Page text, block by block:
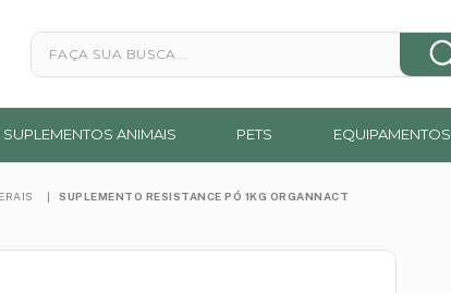
Faça sua busca...
SUPLEMENTOS ANIMAIS PETS EQUIPAMENTOS
SUPLEMENTO RESISTANCE PÓ 1KG ORGANNACT